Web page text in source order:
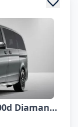
Mercedes-Benz V-Klasse V 300d Diamant Edition Lang Exclusive